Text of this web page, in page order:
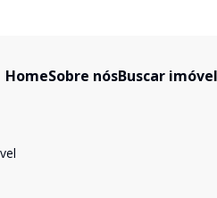
HomeSobre nósBuscar imóvel